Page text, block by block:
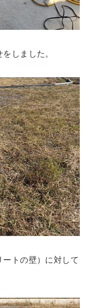
しました。
トの壁）に対して